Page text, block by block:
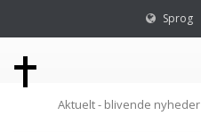
Sprog
Aktuelt - blivende nyheder